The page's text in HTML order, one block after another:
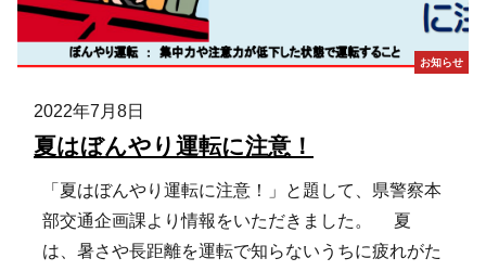
お知らせ
2022年7月8日
夏はぼんやり運転に注意！
「夏はぼんやり運転に注意！」と題して、県警察本
部交通企画課より情報をいただきました。 夏
は、暑さや長距離を運転で知らないうちに疲れがた